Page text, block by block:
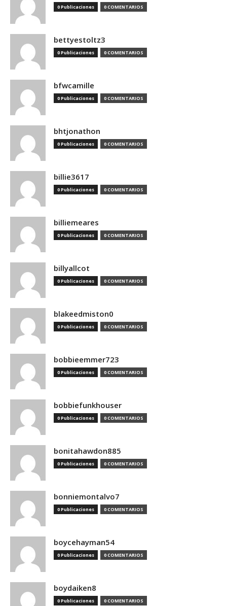
0 Publicaciones 0 COMENTARIOS
bettyestoltz3
0 Publicaciones 0 COMENTARIOS
bfwcamille
0 Publicaciones 0 COMENTARIOS
bhtjonathon
0 Publicaciones 0 COMENTARIOS
billie3617
0 Publicaciones 0 COMENTARIOS
billiemeares
0 Publicaciones 0 COMENTARIOS
billyallcot
0 Publicaciones 0 COMENTARIOS
blakeedmiston0
0 Publicaciones 0 COMENTARIOS
bobbieemmer723
0 Publicaciones 0 COMENTARIOS
bobbiefunkhouser
0 Publicaciones 0 COMENTARIOS
bonitahawdon885
0 Publicaciones 0 COMENTARIOS
bonniemontalvo7
0 Publicaciones 0 COMENTARIOS
boycehayman54
0 Publicaciones 0 COMENTARIOS
boydaiken8
0 Publicaciones 0 COMENTARIOS